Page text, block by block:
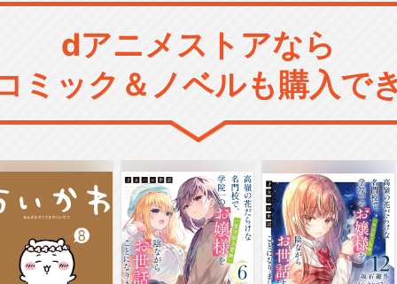
dアニメストアなら
ミック＆ノベルも購入で